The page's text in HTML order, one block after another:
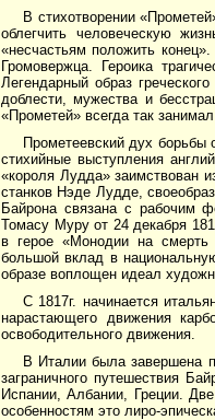
В стихотворении
облегчить человеческую
«несчастьям положить
Громовержца. Героика
Легендарный образ
доблести, мужества и
«Прометей» всегда так
Прометеевский дух
стихийные выступления
«короля Лудда» заимствован
станков Нэде Лудде,
Байрона связана с рабочим
Томасу Муру от 24 декабря
в герое «Монодии на смерть
большой вклад в
образе воплощен идеал
С 1817г. начинается
нарастающего движения
освободительного движения.
В Италии была завершена
заграничного путешествия
Испании, Албании, Греции.
особенностям это лиро-